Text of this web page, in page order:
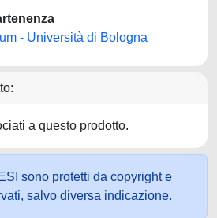
- Università di Bologna
a questo prodotto.
sono protetti da copyright e
salvo diversa indicazione.